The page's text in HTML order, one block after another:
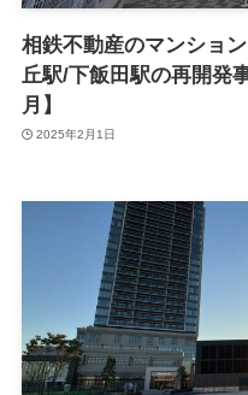
相鉄不動産のマンショ
丘駅/下飯田駅の再開発
月】
2025年2月1日